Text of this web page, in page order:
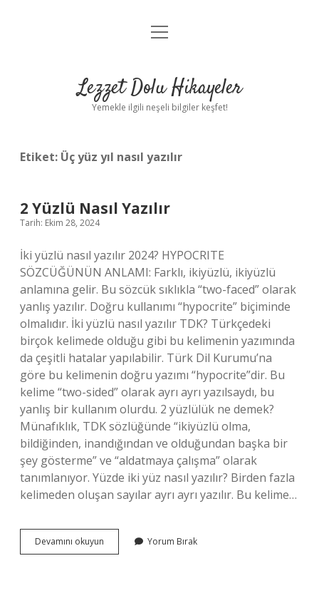
Anasayfa
Yasal Uyarı
menüyü
Lezzet Dolu Hikayeler
Yemekle ilgili neşeli bilgiler keşfet!
Etiket: Üç yüz yıl nasıl yazılır
2 Yüzlü Nasıl Yazılır
Tarih: Ekim 28, 2024
İki yüzlü nasıl yazılır 2024? HYPOCRITE
SÖZCÜĞÜNÜN ANLAMI: Farklı, ikiyüzlü, ikiyüzlü
anlamına gelir. Bu sözcük sıklıkla “two-faced” olarak
yanlış yazılır. Doğru kullanımı “hypocrite” biçiminde
olmalıdır. İki yüzlü nasıl yazılır TDK? Türkçedeki
birçok kelimede olduğu gibi bu kelimenin yazımında
da çeşitli hatalar yapılabilir. Türk Dil Kurumu’na
göre bu kelimenin doğru yazımı “hypocrite”dir. Bu
kelime “two-sided” olarak ayrı ayrı yazılsaydı, bu
yanlış bir kullanım olurdu. 2 yüzlülük ne demek?
Münafıklık, TDK sözlüğünde “ikiyüzlü olma,
bildiğinden, inandığından ve olduğundan başka bir
şey gösterme” ve “aldatmaya çalışma” olarak
tanımlanıyor. Yüzde iki yüz nasıl yazılır? Birden fazla
kelimeden oluşan sayılar ayrı ayrı yazılır. Bu kelime…
Devamını okuyun
Yüzlü
Yorum Bırak